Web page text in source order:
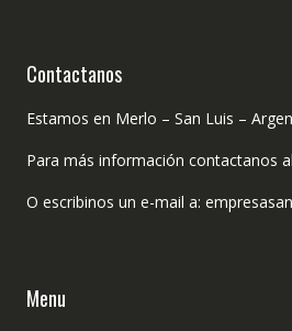
Contactanos
Estamos en Merlo – San Luis –
Para más información contactanos
O escribinos un e-mail a:
Menu